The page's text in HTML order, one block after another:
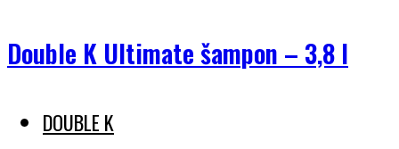
Double K Ultimate šampon – 3,8 l
DOUBLE K